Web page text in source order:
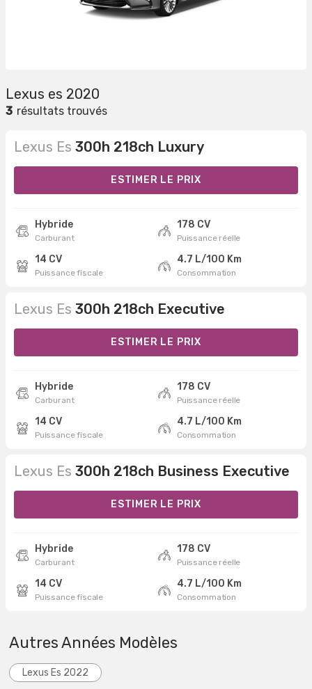
Lexus es 2020
3 résultats trouvés
Lexus Es 300h 218ch Luxury
ESTIMER LE PRIX
Hybride
Carburant
178 CV
Puissance réelle
14 CV
Puissance fiscale
4.7 L/100 Km
Consommation
Lexus Es 300h 218ch Executive
ESTIMER LE PRIX
Hybride
Carburant
178 CV
Puissance réelle
14 CV
Puissance fiscale
4.7 L/100 Km
Consommation
Lexus Es 300h 218ch Business Executive
ESTIMER LE PRIX
Hybride
Carburant
178 CV
Puissance réelle
14 CV
Puissance fiscale
4.7 L/100 Km
Consommation
Autres Années Modèles
Lexus Es 2022